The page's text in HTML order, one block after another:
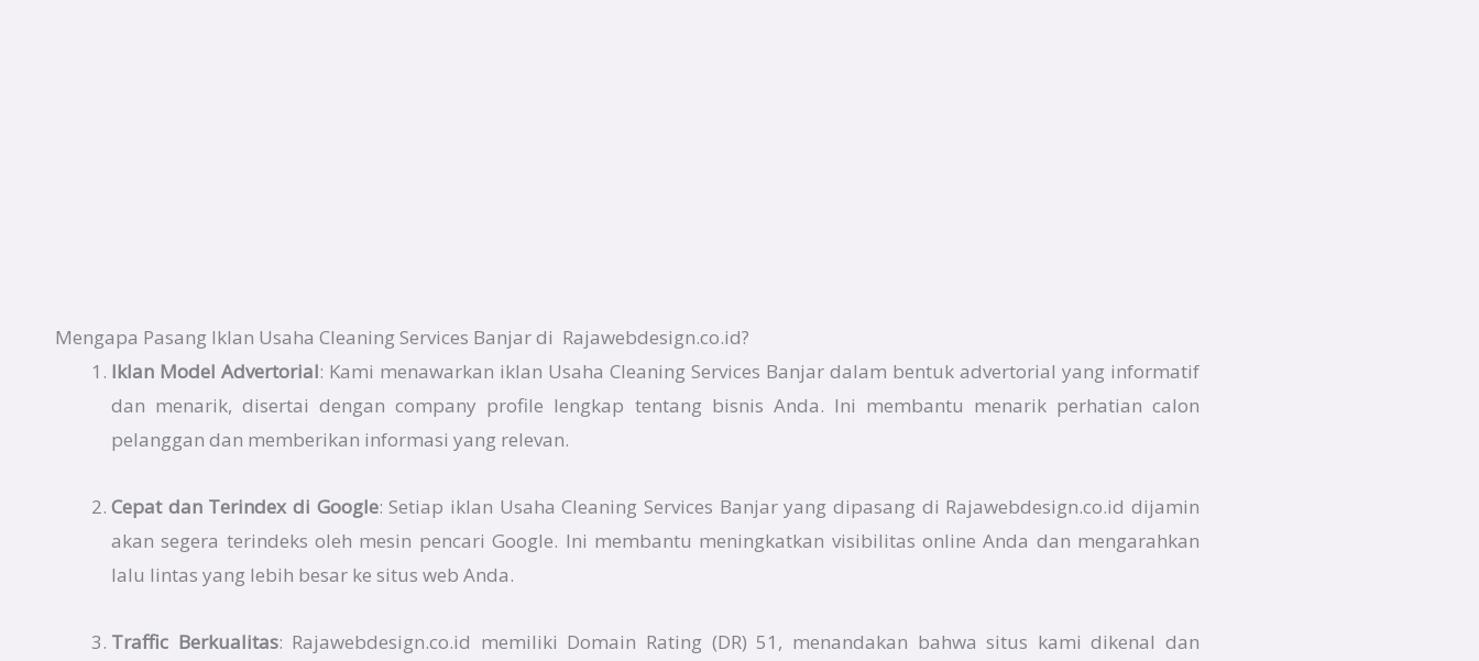
Mengapa Pasang Iklan Usaha Cleaning Services Banjar di Rajawebdesign.co.id?
Iklan Model Advertorial: Kami menawarkan iklan Usaha Cleaning Services Banjar dalam bentuk advertorial yang informatif
dan menarik, disertai dengan company profile lengkap tentang bisnis Anda. Ini membantu menarik perhatian calon
pelanggan dan memberikan informasi yang relevan.
Cepat dan Terindex di Google: Setiap iklan Usaha Cleaning Services Banjar yang dipasang di Rajawebdesign.co.id dijamin
akan segera terindeks oleh mesin pencari Google. Ini membantu meningkatkan visibilitas online Anda dan mengarahkan
lalu lintas yang lebih besar ke situs web Anda.
Traffic Berkualitas: Rajawebdesign.co.id memiliki Domain Rating (DR) 51, menandakan bahwa situs kami dikenal dan